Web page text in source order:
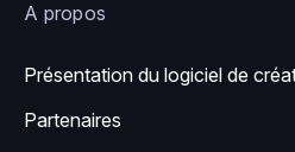
A propos
Présentation du logiciel de
Partenaires